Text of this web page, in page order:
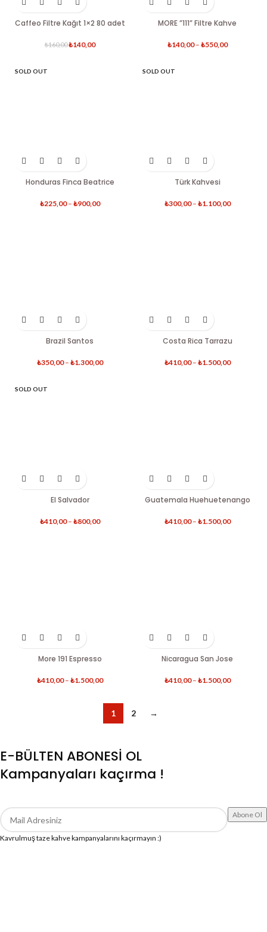
Caffeo Filtre Kağıt 1×2 80 adet
₺160,00₺140,00
MORE ”111” Filtre Kahve
₺140,00 – ₺550,00
SOLD OUT
Honduras Finca Beatrice
₺225,00 – ₺900,00
SOLD OUT
Türk Kahvesi
₺300,00 – ₺1.100,00
Brazil Santos
₺350,00 – ₺1.300,00
Costa Rica Tarrazu
₺410,00 – ₺1.500,00
SOLD OUT
El Salvador
₺410,00 – ₺800,00
Guatemala Huehuetenango
₺410,00 – ₺1.500,00
More 191 Espresso
₺410,00 – ₺1.500,00
Nicaragua San Jose
₺410,00 – ₺1.500,00
1 2 →
E-BÜLTEN ABONESİ OL
Kampanyaları kaçırma !
Kavrulmuş taze kahve kampanyalarını kaçırmayın :)